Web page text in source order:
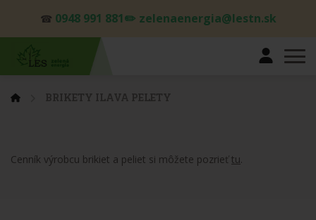
☎ 0948 991 881✏️ zelenaenergia@lestn.sk
BRIKETY ILAVA PELETY
Cenník výrobcu brikiet a peliet si môžete pozrieťtu.